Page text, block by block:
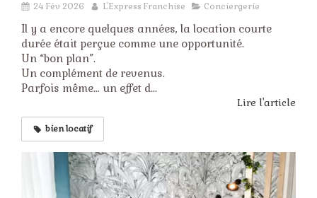
24 Fév 2026 L'Express Franchise Conciergerie
Il y a encore quelques années, la location courte
durée était perçue comme une opportunité.
Un “bon plan”.
Un complément de revenus.
Parfois même… un effet d...
Lire l'article
bien locatif